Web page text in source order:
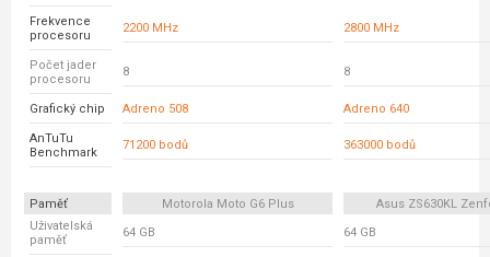
Frekvence
procesoru
2200 MHz 2800 MHz
Počet jader
procesoru
8 8
Grafický chip Adreno 508 Adreno 640
AnTuTu
Benchmark
71200 bodů 363000 bodů
Paměť Motorola Moto G6 Plus
Asus ZS630KL
Uživatelská
paměť
64 GB 64 GB